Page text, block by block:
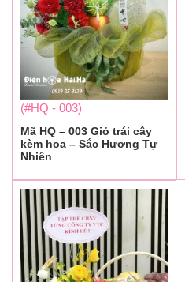
(#HQ - 003)
Mã HQ – 003 Giỏ trái cây
kèm hoa – Sắc Hương Tự
Nhiên